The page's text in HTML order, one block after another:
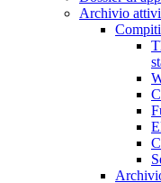
Archivio